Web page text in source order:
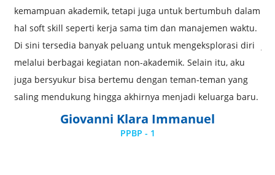
kemampuan akademik, tetapi juga untuk bertumbuh dalam
hal soft skill seperti kerja sama tim dan manajemen waktu.
Di sini tersedia banyak peluang untuk mengeksplorasi diri
melalui berbagai kegiatan non-akademik. Selain itu, aku
juga bersyukur bisa bertemu dengan teman-teman yang
saling mendukung hingga akhirnya menjadi keluarga baru.
Giovanni Klara Immanuel
PPBP - 1